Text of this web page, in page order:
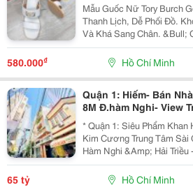
Mẫu Guốc Nữ Tory Burch
Thanh Lịch, Dễ Phối Đồ.
Và Khá Sang Chân. &Bull; Chất Liệu Da Bò Mềm, Đi Êm
Chân &Bull; Lót Da Mềm,
Mang Lâu &Bull; Chi Tiết
580.000₫ Hồ Chí Minh
Quận 1: Hiếm- Bán
8M Đ.hàm Nghi- View
Triều - 30M Đến Phố
4,5M*19M- Sẵn Hdt
* Quận 1: Siêu Phẩm
Kim Cương Trung Tâm Sài
Hàm Nghi &Amp; Hải
Hẻm Xe Hơi Ngủ Trong
65 tỷ Hồ Chí Minh